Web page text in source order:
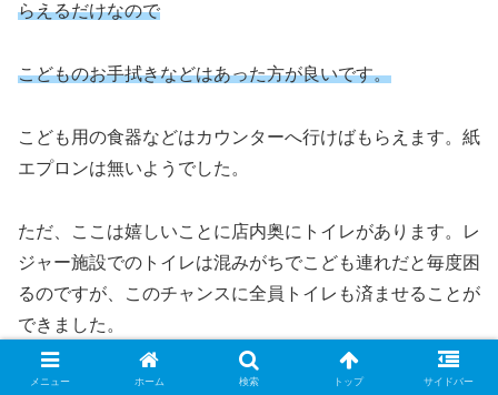
らえるだけなので
こどものお手拭きなどはあった方が良いです。
こども用の食器などはカウンターへ行けばもらえます。紙
エプロンは無いようでした。
ただ、ここは嬉しいことに店内奥にトイレがあります。レ
ジャー施設でのトイレは混みがちでこども連れだと毎度困
るのですが、このチャンスに全員トイレも済ませることが
できました。
メニュー ホーム 検索 トップ サイドバー